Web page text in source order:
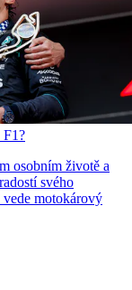
F1?
osobním životě a
svého
vede motokárový